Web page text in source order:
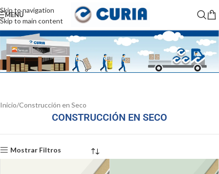
Skip to navigation
Skip to main content
MENÚ
Inicio Construcción en Seco
CONSTRUCCIÓN EN SECO
Mostrar Filtros